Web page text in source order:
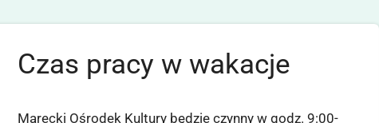
Czas pracy w wakacje
Marecki Ośrodek Kultury będzie czynny w godz. 9:00-